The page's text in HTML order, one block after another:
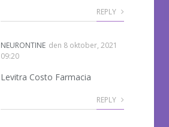
REPLY
NEURONTINE den 8 oktober, 2021
09:20
Levitra Costo Farmacia
REPLY